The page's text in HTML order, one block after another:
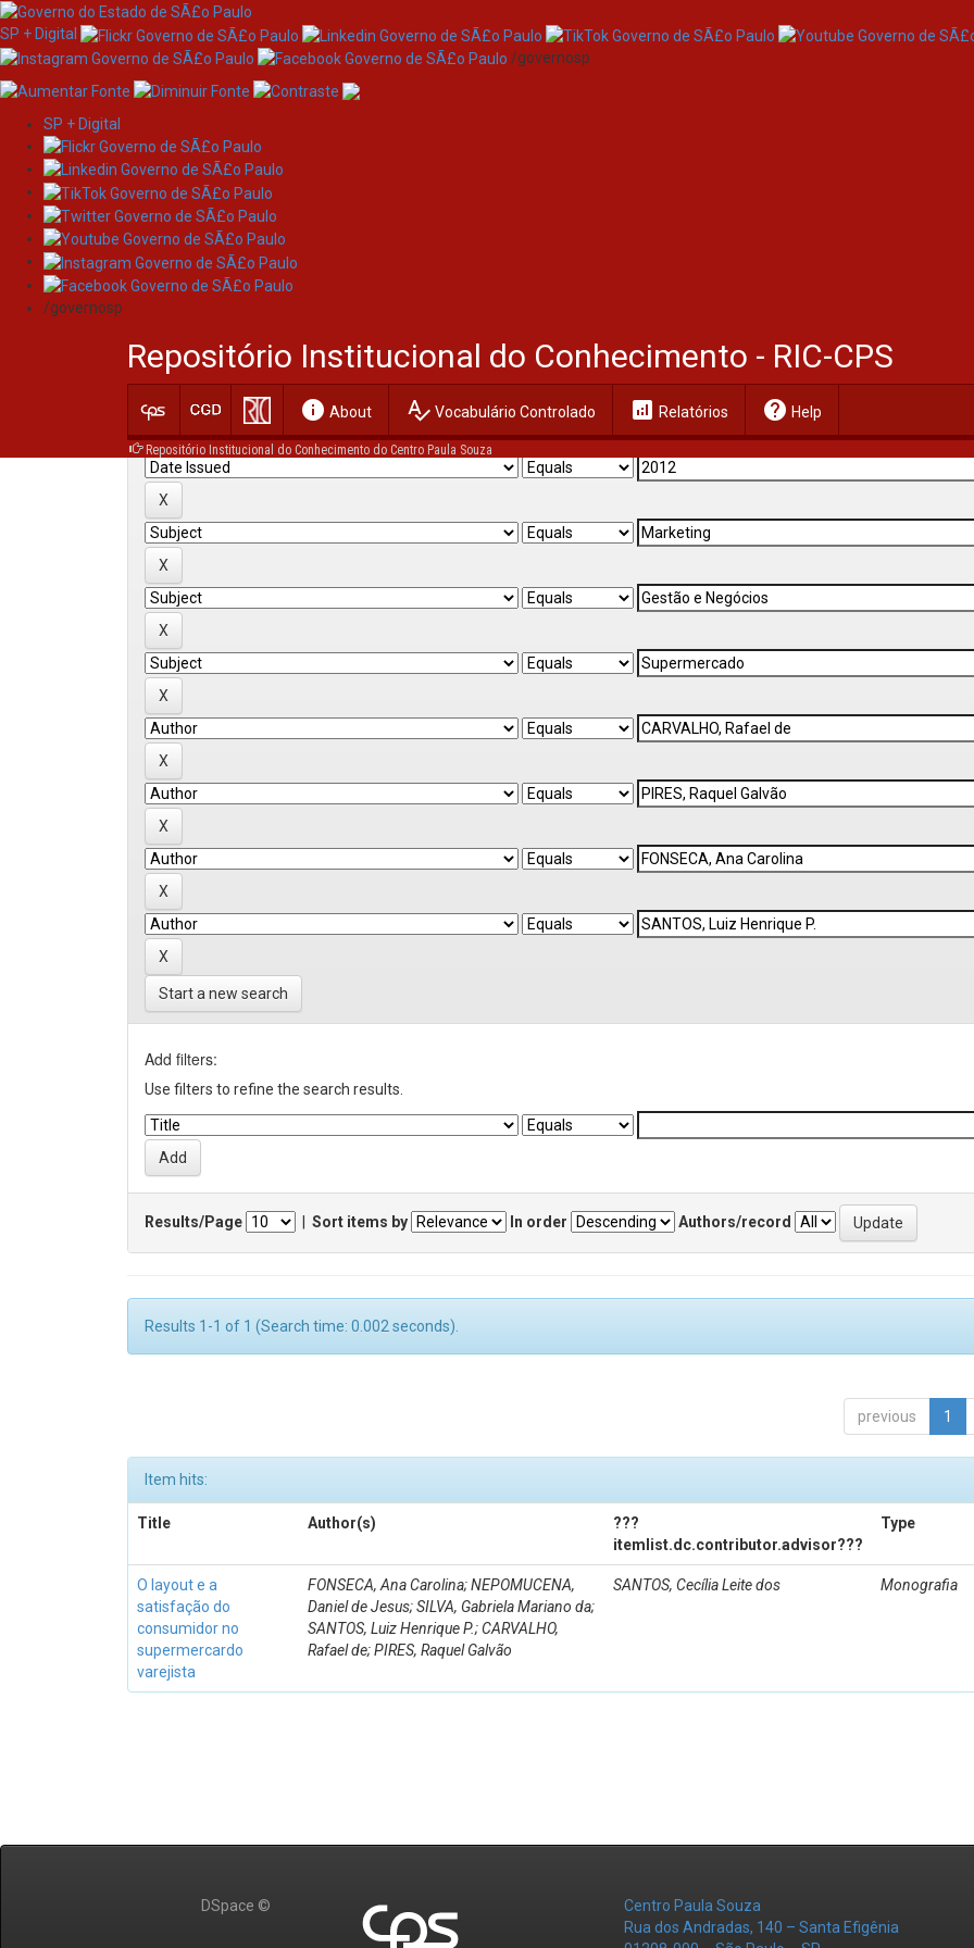
Skip
navigation
SP + Digital
/governosp
SP + Digital
/governosp
Repositório Institucional do Conhecimento - RIC-CPS
info About spellcheck Vocabulário Controlado analytics Relatórios help Help
Repositório Institucional do Conhecimento do Centro Paula Souza
Search
Current filters:
Start a new search
Add filters:
Use filters to refine the search results.
Results/Page Sort items by In order Authors/record
Results 1-1 of 1 (Search time: 0.002 seconds).
previous 1
Item hits:
Title Author(s)
???
itemlist.dc.contributor.advisor???
Type
O layout e a
satisfação do
consumidor no
supermercardo
varejista
FONSECA, Ana Carolina; NEPOMUCENA,
Daniel de Jesus; SILVA, Gabriela Mariano da;
SANTOS, Luiz Henrique P.; CARVALHO,
Rafael de; PIRES, Raquel Galvão
SANTOS, Cecília Leite dos Monografia
DSpace ©
Centro Paula Souza
Rua dos Andradas, 140 – Santa Efigênia